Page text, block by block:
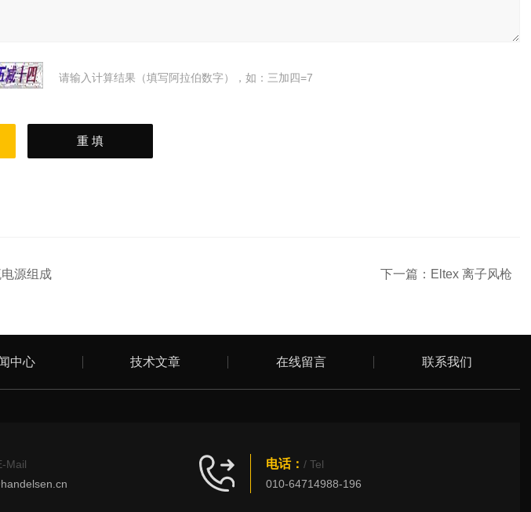
请输入计算结果（填写阿拉伯数字），如：三加四=7
源组成 下一篇： Eltex 离子风枪
中心 技术文章 在线留言 联系我们
Mail
电话： / Tel
010-64714988-196